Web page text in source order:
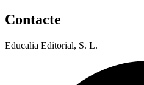
Contacte
Educalia Editorial, S. L.